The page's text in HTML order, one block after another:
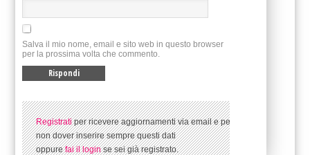
Salva il mio nome, email e sito web in questo browser
per la prossima volta che commento.
Registratiper ricevere aggiornamenti via email e per
non dover inserire sempre questi dati
oppurefai il loginse sei già registrato.